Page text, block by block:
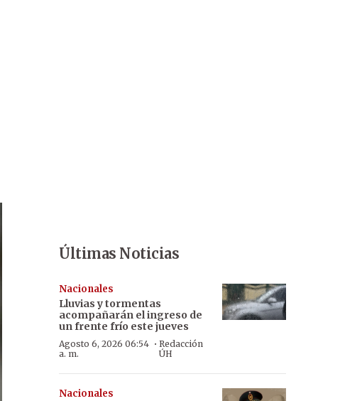
Últimas Noticias
Nacionales
Lluvias y tormentas
acompañarán el ingreso de
un frente frío este jueves
Agosto 6, 2026 06:54
a. m.
· Redacción
ÚH
Nacionales